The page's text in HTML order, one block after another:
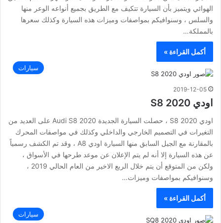
الهوائي ويتميز بأن السيارة تتكيف مع الطريق بجميع أنواعه الوعر منها
والسلس ، وسنوافيكم بمواصفات وميزات هذه السيارة وكذلك سعرها
بالمملكة…
أكمل القراءة »
سيارات
2019-12-05
اودي S8 2020
اودي S8 2020 ، حصلت السيارة الجديدة Audi S8 2020 على العديد من
التغيرات في التصميم الخارجي والداخلي وكذلك في مواصفات المحرك
بالمقارنة مع الجيل السابق منها السيارة اودي A8 ، وقد تم الكشف رسمياً
عن هذه السيارة إلا أنه لم يتم الإعلان عن موعد طرحها في الأسواق ،
ولكن من المتوقع أن يتم خلال الربع الاخير من العام الحالي 2019 ،
وسنوافيكم بمواصفات وميزات…
أكمل القراءة »
سيارات